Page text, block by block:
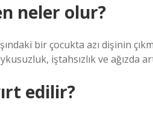
neler olur?
bir çocukta azı dişinin
iştahsızlık ve ağızda
edilir?